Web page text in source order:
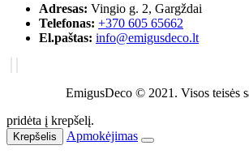
Adresas: Vingio g. 2, Gargždai
Telefonas: +370 605 65662
El.paštas: info@emigusdeco.lt
EmigusDeco © 2021. Visos teisės
pridėta į krepšelį.
Krepšelis Apmokėjimas